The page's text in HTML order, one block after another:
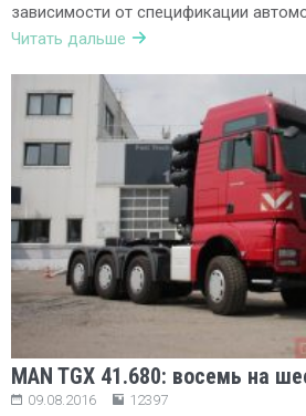
зависимости от спецификации
Читать дальше
MAN TGX 41.680: восемь на
09.08.2016 12397